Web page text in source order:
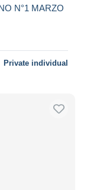
N°1 MARZO
Private individual